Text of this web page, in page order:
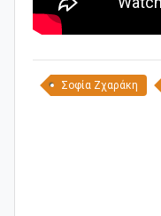
Σοφία Ζχαράκη